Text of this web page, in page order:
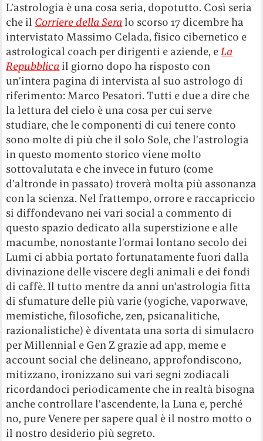
L’astrologia è una cosa seria, dopotutto. Così seria
che il Corriere della Sera lo scorso 17 dicembre ha
intervistato Massimo Celada, fisico cibernetico e
astrological coach per dirigenti e aziende, eLa
Repubblica il giorno dopo ha risposto con
un’intera pagina di intervista al suo astrologo di
riferimento: Marco Pesatori. Tutti e due a dire che
la lettura del cielo è una cosa per cui serve
studiare, che le componenti di cui tenere conto
sono molte di più che il solo Sole, che l’astrologia
in questo momento storico viene molto
sottovalutata e che invece in futuro (come
d’altronde in passato) troverà molta più assonanza
con la scienza. Nel frattempo, orrore e raccapriccio
si diffondevano nei vari social a commento di
questo spazio dedicato alla superstizione e alle
macumbe, nonostante l’ormai lontano secolo dei
Lumi ci abbia portato fortunatamente fuori dalla
divinazione delle viscere degli animali e dei fondi
di caffè. Il tutto mentre da anni un’astrologia fitta
di sfumature delle più varie (yogiche, vaporwave,
memistiche, filosofiche, zen, psicanalitiche,
razionalistiche) è diventata una sorta di simulacro
per Millennial e Gen Z grazie ad app, meme e
account social che delineano, approfondiscono,
mitizzano, ironizzano sui vari segni zodiacali
ricordandoci periodicamente che in realtà bisogna
anche controllare l’ascendente, la Luna e, perché
no, pure Venere per sapere qual è il nostro motto o
il nostro desiderio più segreto.